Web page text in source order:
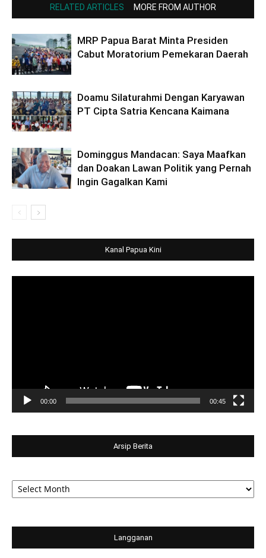
RELATED ARTICLES MORE FROM AUTHOR
MRP Papua Barat Minta Presiden
Cabut Moratorium Pemekaran Daerah
Doamu Silaturahmi Dengan Karyawan
PT Cipta Satria Kencana Kaimana
Dominggus Mandacan: Saya Maafkan
dan Doakan Lawan Politik yang Pernah
Ingin Gagalkan Kami
Kanal Papua Kini
00:00 00:45
Arsip Berita
Arsip
Berita
Langganan